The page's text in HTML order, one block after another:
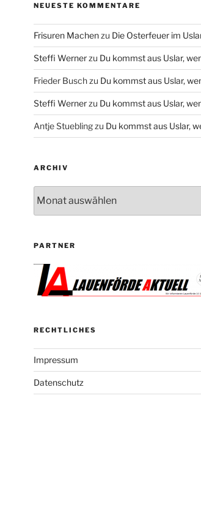
NEUESTE KOMMENTARE
Frisuren Machenzu Die Osterfeuer im
Steffi Wernerzu Du kommst aus Uslar,
Frieder Buschzu Du kommst aus Uslar,
Steffi Wernerzu Du kommst aus Uslar,
Antje Stueblingzu Du kommst aus Uslar,
ARCHIV
PARTNER
RECHTLICHES
Impressum
Datenschutz